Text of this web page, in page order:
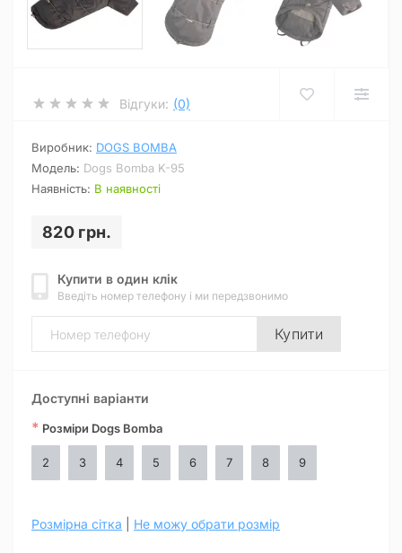
Відгуки: (0)
Виробник: DOGS BOMBA
Модель: Dogs Bomba K-95
Наявність: В наявності
820 грн.
Купити в один клік
Введіть номер телефону і ми передзвонимо
Купити
Доступні варіанти
* Розміри Dogs Bomba
2 3 4 5 6 7 8 9
Розмірна сітка Не можу обрати розмір